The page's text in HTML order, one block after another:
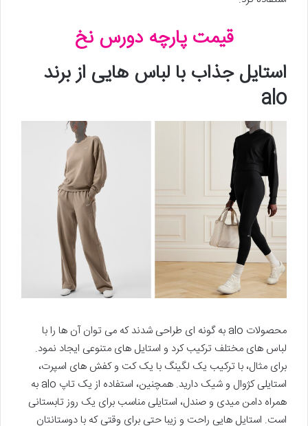
قیمت پارچه دورس نخ
استایل جذاب با لباس هایی از برند
alo
محصولات alo به گونه ای طراحی شدند که می توان آن ها را با
لباس های مختلف ترکیب کرد و استایل های متنوعی ایجاد نمود.
برای مثال، با ترکیب یک لگینگ با یک کت و کفش های اسپرت،
استایلی کژوال و شیک دارید. همچنین، استفاده از یک تاپ alo به
همراه دامن میدی و صندل، استایلی مناسب برای یک روز تابستانی
است. استایل هایی راحت و زیبا حتی برای وقتی که با دوستانتان